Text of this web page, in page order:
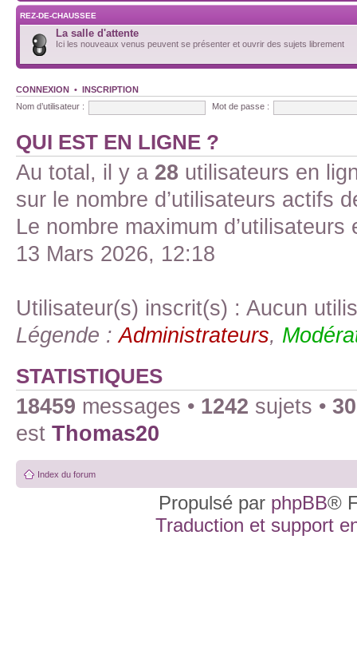
REZ-DE-CHAUSSEE
La salle d'attente
Ici les nouveaux venus peuvent se présenter et ouvrir des sujets librement
CONNEXION • INSCRIPTION
Nom d’utilisateur :
Mot de passe :
QUI EST EN LIGNE ?
Au total, il y a 28 utilisateurs en
sur le nombre d’utilisateurs actifs
Le nombre maximum
13 Mars 2026, 12:18
Utilisateur(s) inscrit(s) : Aucun
Légende :Administrateurs,
STATISTIQUES
18459 messages • 1242 sujets •
est Thomas20
Index du forum
Propulsé par phpBB®
Traduction et support